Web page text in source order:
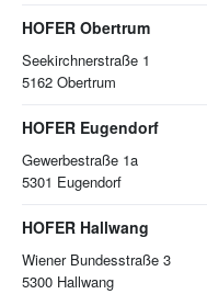
HOFER Obertrum
Seekirchnerstraße 1
5162 Obertrum
HOFER Eugendorf
Gewerbestraße 1a
5301 Eugendorf
HOFER Hallwang
Wiener Bundesstraße 3
5300 Hallwang